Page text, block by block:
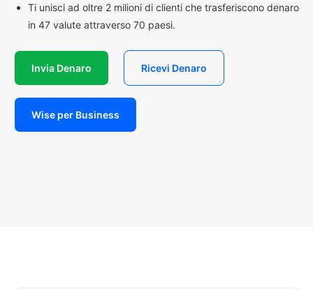
Ti unisci ad oltre 2 milioni di clienti che trasferiscono denaro
in 47 valute attraverso 70 paesi.
Invia Denaro Ricevi Denaro
Wise per Business